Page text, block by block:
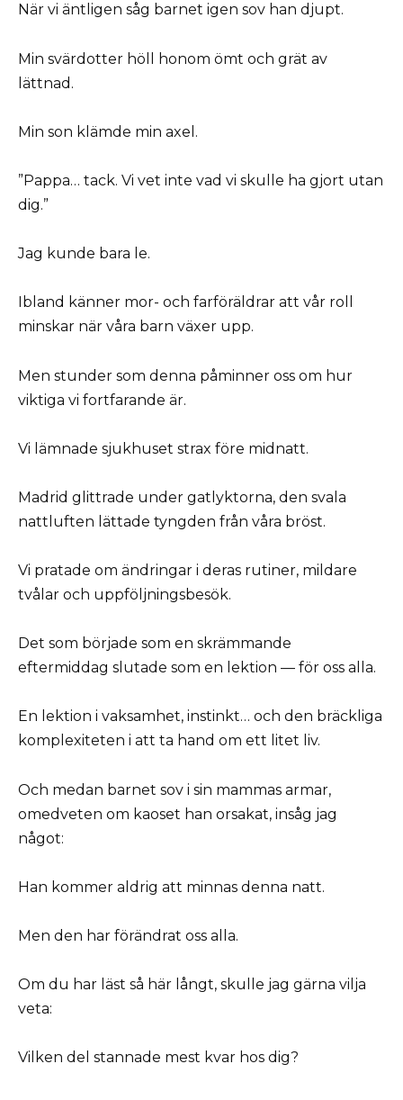
När vi äntligen såg barnet igen sov han djupt.
Min svärdotter höll honom ömt och grät av
lättnad.
Min son klämde min axel.
”Pappa… tack. Vi vet inte vad vi skulle ha gjort utan
dig.”
Jag kunde bara le.
Ibland känner mor- och farföräldrar att vår roll
minskar när våra barn växer upp.
Men stunder som denna påminner oss om hur
viktiga vi fortfarande är.
Vi lämnade sjukhuset strax före midnatt.
Madrid glittrade under gatlyktorna, den svala
nattluften lättade tyngden från våra bröst.
Vi pratade om ändringar i deras rutiner, mildare
tvålar och uppföljningsbesök.
Det som började som en skrämmande
eftermiddag slutade som en lektion — för oss alla.
En lektion i vaksamhet, instinkt… och den bräckliga
komplexiteten i att ta hand om ett litet liv.
Och medan barnet sov i sin mammas armar,
omedveten om kaoset han orsakat, insåg jag
något:
Han kommer aldrig att minnas denna natt.
Men den har förändrat oss alla.
Om du har läst så här långt, skulle jag gärna vilja
veta:
Vilken del stannade mest kvar hos dig?